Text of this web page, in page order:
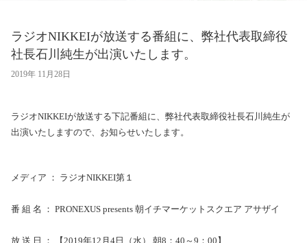
ラジオNIKKEIが放送する番組に、弊社代表取締役
社長石川純生が出演いたします。
2019年 11月28日
ラジオNIKKEIが放送する下記番組に、弊社代表取締役社長石川純生が
出演いたしますので、お知らせいたします。
メディア ： ラジオNIKKEI第１
番 組 名 ： PRONEXUS presents 朝イチマーケットスクエア アサザイ
放 送 日 ： 【2019年12月4日（水） 朝8：40～9：00】